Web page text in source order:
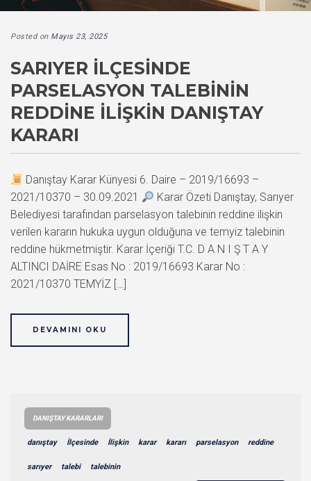
Posted on Mayıs 23, 2025
SARIYER İLÇESINDE
PARSELASYON TALEBININ
REDDINE İLIŞKIN DANIŞTAY
KARARI
Danıştay Karar Künyesi 6. Daire – 2019/16693 –
2021/10370 – 30.09.2021
Karar Özeti Danıştay, Sarıyer
Belediyesi tarafından parselasyon talebinin reddine ilişkin
verilen kararın hukuka uygun olduğuna ve temyiz talebinin
reddine hükmetmiştir. Karar İçeriği T.C. D A N I Ş T A Y
ALTINCI DAİRE Esas No : 2019/16693 Karar No :
2021/10370 TEMYİZ […]
DEVAMINI OKU
DANIŞTAY KARARLARI
danıştay İlçesinde İlişkin karar kararı parselasyon reddine
sarıyer talebi talebinin